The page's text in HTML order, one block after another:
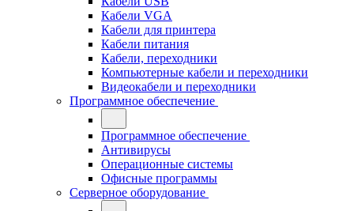
Кабели VGA
Кабели для принтера
Кабели питания
Кабели, переходники
Компьютерные кабели и переходники
Видеокабели и переходники
Программное обеспечение
Программное обеспечение
Антивирусы
Операционные системы
Офисные программы
Серверное оборудование